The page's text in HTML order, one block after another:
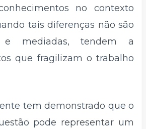
no contexto
tais diferenças não são
e mediadas, tendem a
que fragilizam o trabalho
tem demonstrado que o
pode representar um